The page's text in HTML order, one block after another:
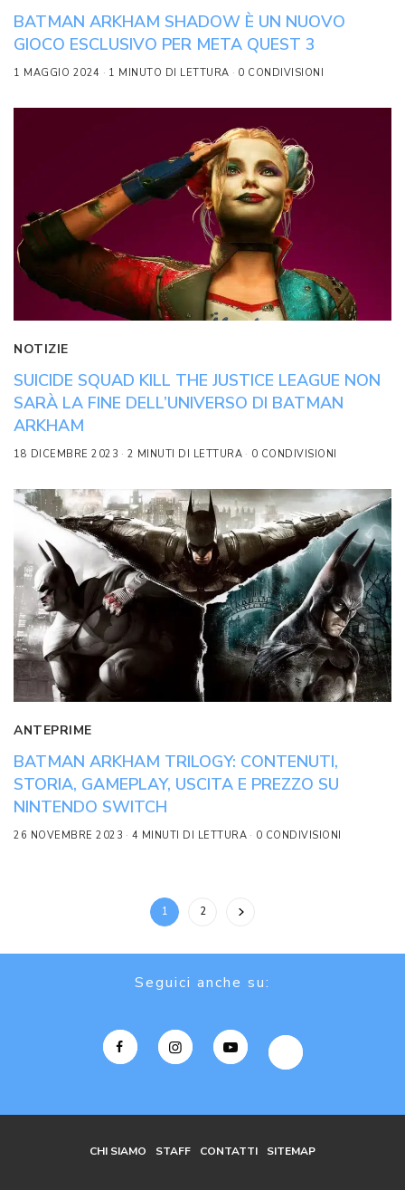
BATMAN ARKHAM SHADOW È UN NUOVO
GIOCO ESCLUSIVO PER META QUEST 3
1 MAGGIO 2024 1 MINUTO DI LETTURA 0 CONDIVISIONI
NOTIZIE
SUICIDE SQUAD KILL THE JUSTICE LEAGUE NON
SARÀ LA FINE DELL’UNIVERSO DI BATMAN
ARKHAM
18 DICEMBRE 2023 2 MINUTI DI LETTURA 0 CONDIVISIONI
ANTEPRIME
BATMAN ARKHAM TRILOGY: CONTENUTI,
STORIA, GAMEPLAY, USCITA E PREZZO SU
NINTENDO SWITCH
26 NOVEMBRE 2023 4 MINUTI DI LETTURA 0 CONDIVISIONI
1 2
Seguici anche su:
CHI SIAMO STAFF CONTATTI SITEMAP